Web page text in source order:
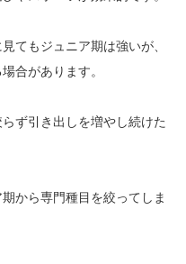
てもジュニア期は強いが、
合があります。
ず引き出しを増やし続けた
から専門種目を絞ってしま